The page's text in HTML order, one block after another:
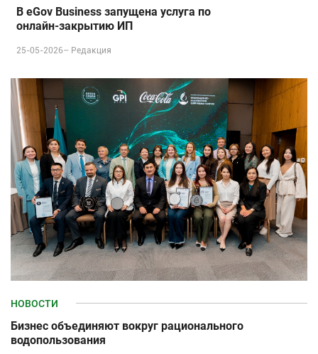
В eGov Business запущена услуга по
онлайн‑закрытию ИП
25-05-2026– Редакция
НОВОСТИ
Бизнес объединяют вокруг рационального
водопользования